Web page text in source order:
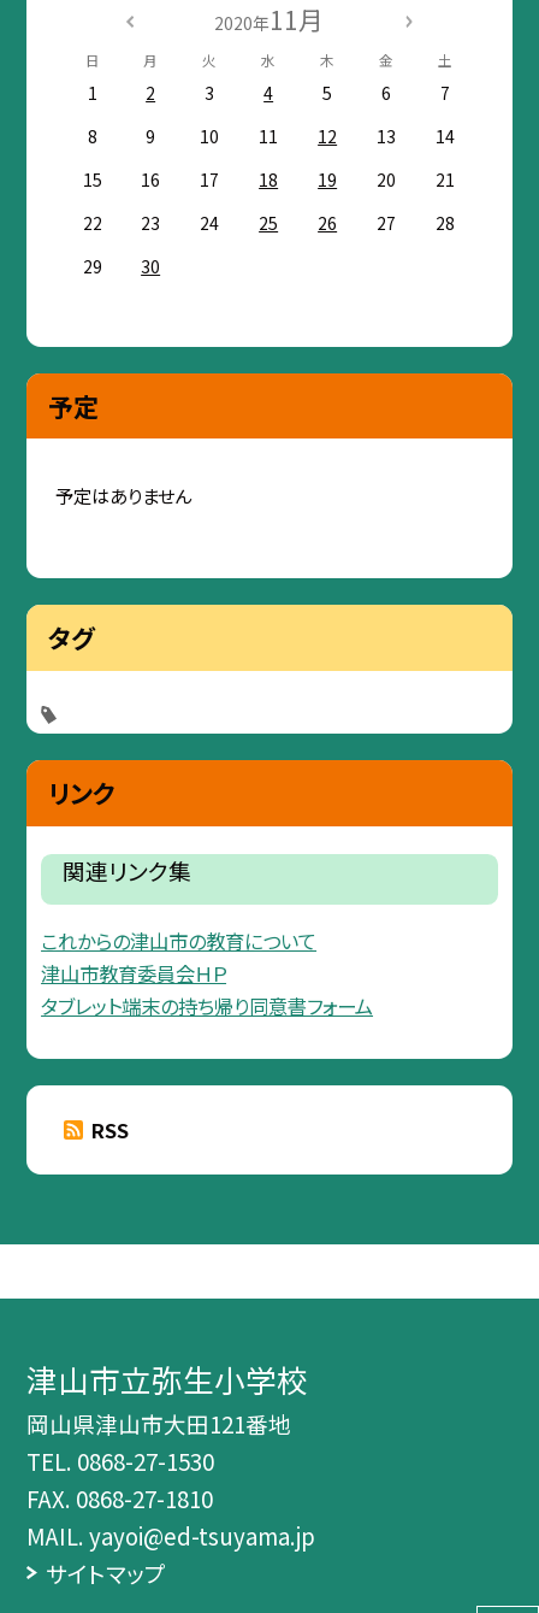
2020年11月
日 月 火 水 木 金 土
1 2 3 4 5 6
7
8
9 10 11 12 13
14
15
16 17 18 19 20
21
22
23 24 25 26 27
28
29
30
予定
予定はありません
タグ
リンク
関連リンク集
これからの津山市の教育について
津山市教育委員会ＨＰ
タブレット端末の持ち帰り同意書フォーム
RSS
津山市立弥生小学校
岡山県津山市大田121番地
TEL. 0868-27-1530
FAX. 0868-27-1810
MAIL. yayoi@ed-tsuyama.jp
サイトマップ